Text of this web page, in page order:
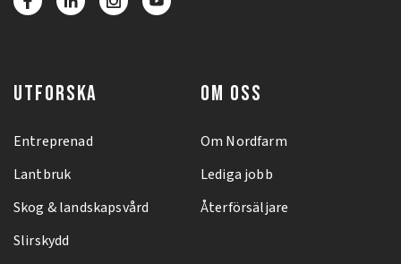
UTFORSKA
Entreprenad
Lantbruk
Skog & landskapsvård
Slirskydd
OM OSS
Om Nordfarm
Lediga jobb
Återförsäljare